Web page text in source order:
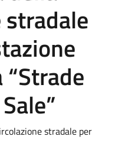
stradale per